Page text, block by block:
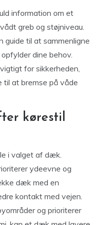
information om et
greb og støjniveau.
guide til at sammenligne
dine behov.
for sikkerheden,
at bremse på våde
kørestil
i valget af dæk.
ydeevne og
dæk med en
kontakt med vejen.
og prioriterer